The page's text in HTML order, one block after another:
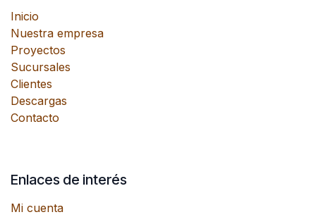
Inicio
Nuestra empresa
Proyectos
Sucursales
Clientes
Descargas
Contacto
Enlaces de interés
Mi cuenta